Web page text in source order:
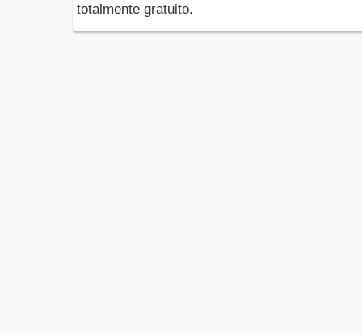
totalmente gratuito.